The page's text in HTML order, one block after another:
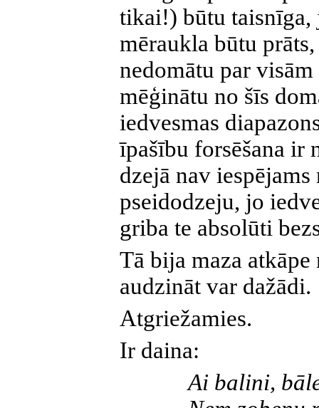
tikai!) būtu taisnīga,
mēraukla būtu
nedomātu par
mēģinātu no šīs
iedvesmas
īpašību forsēšana ir
dzejā nav iespējams
pseidodzeju, jo
griba te absolūti
Tā bija maza
audzināt var dažādi.
Atgriežamies.
Ir daina:
Ai balini,